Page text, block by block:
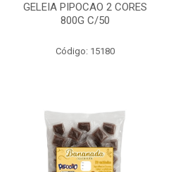
GELEIA PIPOCAO 2 CORES
800G C/50
Código: 15180